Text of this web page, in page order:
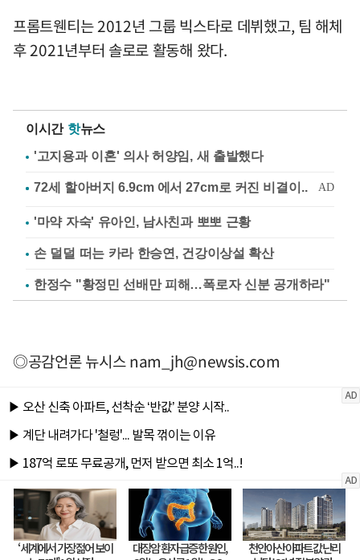
프롬트웬티는 2012년 그룹 빅스타로 데뷔했고, 팀 해체
후 2021년부터 솔로로 활동해 왔다.
이시간 핫뉴스
'고지용과 이혼' 의사 허양임, 새 출발했다
'마약 자숙' 유아인, 남사친과 뽀뽀 근황
손 덜덜 떠는 카라 한승연, 건강이상설 확산
한정수 "황정민 선배만 피해…폭로자 신분 공개하라"
◎공감언론 뉴시스nam_jh@newsis.com